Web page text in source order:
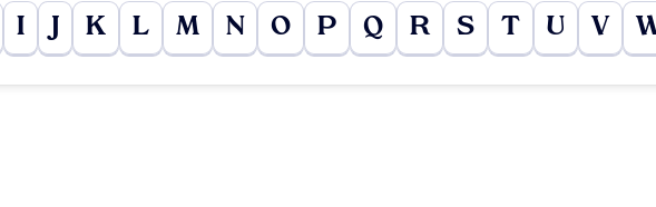
I J K L M N O P Q R S T U V